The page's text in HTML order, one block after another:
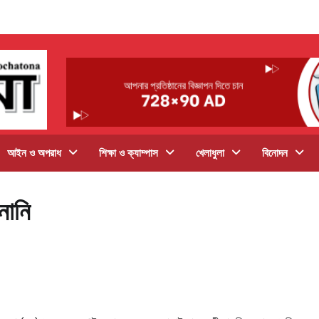
আইন ও অপরাধ শিক্ষা ও ক্যাম্পাস খেলাধুলা বিনোদন